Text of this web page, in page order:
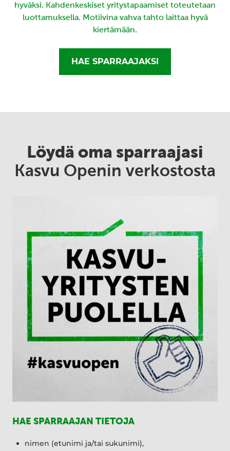
hyväksi. Kahdenkeskiset yritystapaamiset toteutetaan
luottamuksella. Motiivina vahva tahto laittaa hyvä
kiertämään.
HAE SPARRAAJAKSI
Löydä oma sparraajasi
Kasvu Openin verkostosta
HAE SPARRAAJAN TIETOJA
nimen (etunimi ja/tai sukunimi),